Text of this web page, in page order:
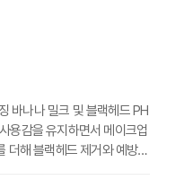
CC는 피부 결 표현과 자연
스로 활용할 수 있다.기존 제
바나나 밀크 및 블랙헤드 PH
용감을 유지하면서 메이크업
더해 블랙헤드 제거와 예방을